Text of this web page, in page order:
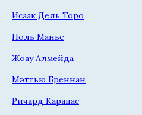
Исаак Дель Торо
Поль Манье
Жоау Алмейда
Мэттью Бреннан
Ричард Карапас